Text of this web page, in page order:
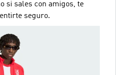
si sales con amigos, te
seguro.